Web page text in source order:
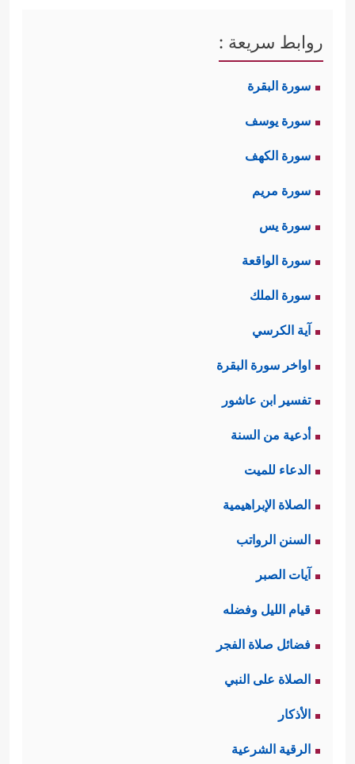
روابط سريعة :
سورة البقرة
سورة يوسف
سورة الكهف
سورة مريم
سورة يس
سورة الواقعة
سورة الملك
آية الكرسي
اواخر سورة البقرة
تفسير ابن عاشور
أدعية من السنة
الدعاء للميت
الصلاة الإبراهيمية
السنن الرواتب
آيات الصبر
قيام الليل وفضله
فضائل صلاة الفجر
الصلاة على النبي
الأذكار
الرقية الشرعية